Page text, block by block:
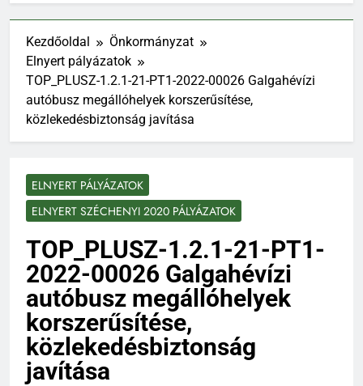
Kezdőoldal
Önkormányzat
Elnyert pályázatok
TOP_PLUSZ-1.2.1-21-PT1-2022-00026 Galgahévízi
autóbusz megállóhelyek korszerűsítése,
közlekedésbiztonság javítása
ELNYERT PÁLYÁZATOK
ELNYERT SZÉCHENYI 2020 PÁLYÁZATOK
TOP_PLUSZ-1.2.1-21-PT1-
2022-00026 Galgahévízi
autóbusz megállóhelyek
korszerűsítése,
közlekedésbiztonság
javítása